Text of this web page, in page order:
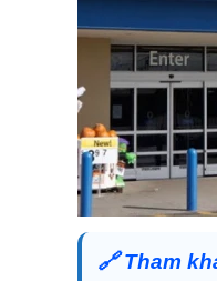
🔗Tham